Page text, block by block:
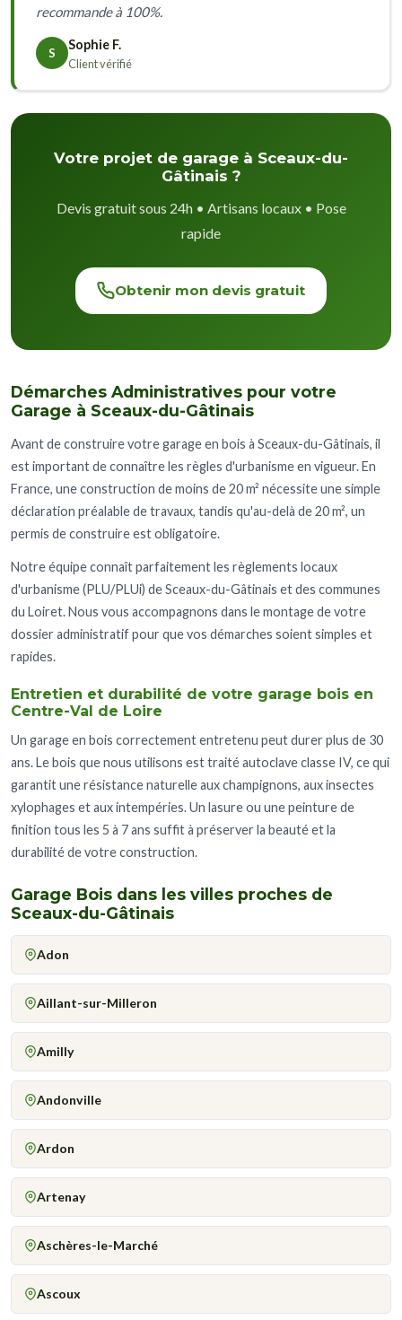
recommande à 100%.
S
Sophie F.
Client vérifié
Votre projet de garage à Sceaux-du-
Gâtinais ?
Devis gratuit sous 24h • Artisans locaux • Pose
rapide
Obtenir mon devis gratuit
Démarches Administratives pour votre
Garage à Sceaux-du-Gâtinais
Avant de construire votre garage en bois à Sceaux-du-Gâtinais, il
est important de connaître les règles d'urbanisme en vigueur. En
France, une construction de moins de 20 m² nécessite une simple
déclaration préalable de travaux, tandis qu'au-delà de 20 m², un
permis de construire est obligatoire.
Notre équipe connaît parfaitement les règlements locaux
d'urbanisme (PLU/PLUi) de Sceaux-du-Gâtinais et des communes
du Loiret. Nous vous accompagnons dans le montage de votre
dossier administratif pour que vos démarches soient simples et
rapides.
Entretien et durabilité de votre garage bois en
Centre-Val de Loire
Un garage en bois correctement entretenu peut durer plus de 30
ans. Le bois que nous utilisons est traité autoclave classe IV, ce qui
garantit une résistance naturelle aux champignons, aux insectes
xylophages et aux intempéries. Un lasure ou une peinture de
finition tous les 5 à 7 ans suffit à préserver la beauté et la
durabilité de votre construction.
Garage Bois dans les villes proches de
Sceaux-du-Gâtinais
Adon
Aillant-sur-Milleron
Amilly
Andonville
Ardon
Artenay
Aschères-le-Marché
Ascoux